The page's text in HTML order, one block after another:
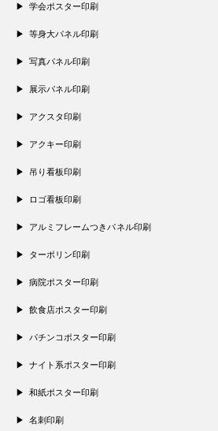
学会ポスター印刷
等身大パネル印刷
写真パネル印刷
展示パネル印刷
アクスタ印刷
アクキー印刷
吊り看板印刷
ロゴ看板印刷
アルミフレームつきパネル印刷
ターポリン印刷
病院ポスター印刷
飲食店ポスター印刷
パチンコポスター印刷
ナイト系ポスター印刷
和紙ポスター印刷
名刺印刷